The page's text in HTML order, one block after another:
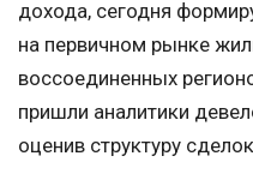
дохода, сегодня
на первичном рынке
воссоединенных
пришли аналитики
оценив структуру